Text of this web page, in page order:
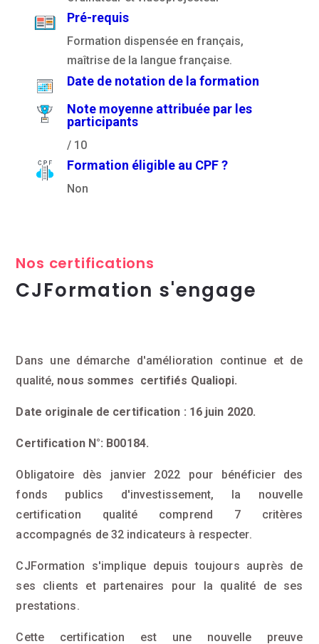
Pré-requis
Formation dispensée en français,
maîtrise de la langue française.
Date de notation de la formation
Note moyenne attribuée par les
participants
/ 10
Formation éligible au CPF ?
Non
Nos certifications
CJFormation s'engage
Dans une démarche d'amélioration continue et de
qualité, nous sommes certifiés Qualiopi.
Date originale de certification : 16 juin 2020.
Certification N°: B00184.
Obligatoire dès janvier 2022 pour bénéficier des
fonds publics d'investissement, la nouvelle
certification qualité comprend 7 critères
accompagnés de 32 indicateurs à respecter.
CJFormation s'implique depuis toujours auprès de
ses clients et partenaires pour la qualité de ses
prestations.
Cette certification est une nouvelle preuve